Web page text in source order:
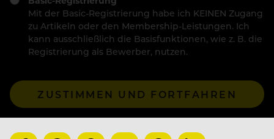
Mit der Basic-Registrierung habe ich KEINEN Zugang
zu Artikeln oder den Membership-Leistungen. Ich
kann ausschließlich die Basisfunktionen, wie z. B. die
Registrierung als Bewerber, nutzen.
ZUSTIMMEN UND FORTFAHREN